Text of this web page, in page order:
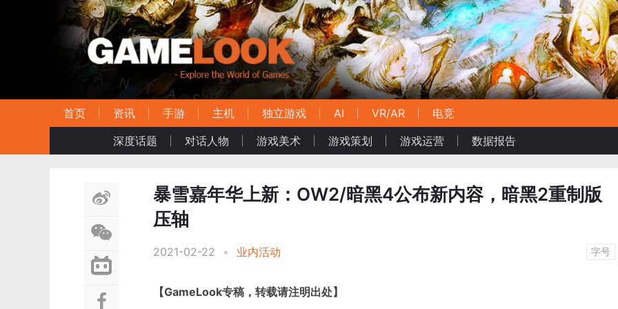
首页 资讯 手游 主机 独立游戏 AI VR/AR
电竞
深度话题
对话人物 游戏美术 游戏策划 游戏运营 数据报告
暴雪嘉年华上新：OW2/暗黑4公布新内容，暗黑2重制版
压轴
2021-02-22 • 业内活动 字号
【GameLook专稿，转载请注明出处】